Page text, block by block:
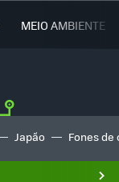
MEIO AMBIENTE
Japão Fones de